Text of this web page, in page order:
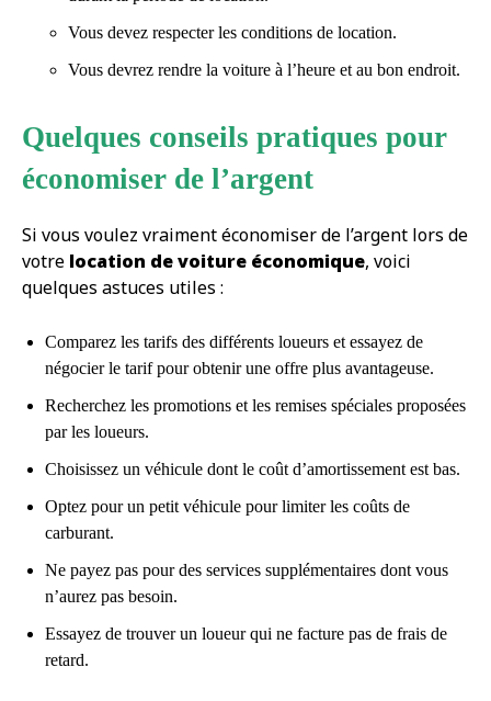
Vous devez respecter les conditions de location.
Vous devrez rendre la voiture à l’heure et au bon endroit.
Quelques conseils pratiques pour
économiser de l’argent
Si vous voulez vraiment économiser de l’argent lors de
votre location de voiture économique, voici
quelques astuces utiles :
Comparez les tarifs des différents loueurs et essayez de
négocier le tarif pour obtenir une offre plus avantageuse.
Recherchez les promotions et les remises spéciales proposées
par les loueurs.
Choisissez un véhicule dont le coût d’amortissement est bas.
Optez pour un petit véhicule pour limiter les coûts de
carburant.
Ne payez pas pour des services supplémentaires dont vous
n’aurez pas besoin.
Essayez de trouver un loueur qui ne facture pas de frais de
retard.